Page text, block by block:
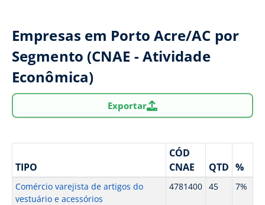
Empresas em Porto Acre/AC por
Segmento (CNAE - Atividade
Econômica)
Exportar
TIPO
CÓD
CNAE
QTD %
Comércio varejista de artigos do
vestuário e acessórios
4781400 45 7%